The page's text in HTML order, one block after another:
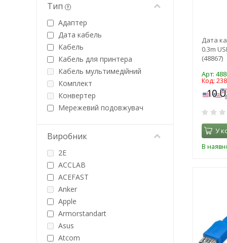
Дата
0.3m
(48867)
Арт:
Код:
У
В
Тип
Адаптер
Дата кабель
Кабель
Кабель для принтера
Кабель мультимедійний
Комплект
Конвертер
Мережевий подовжувач
Чохол
Виробник
2E
ACCLAB
ACEFAST
Anker
Apple
Armorstandart
Asus
Atcom